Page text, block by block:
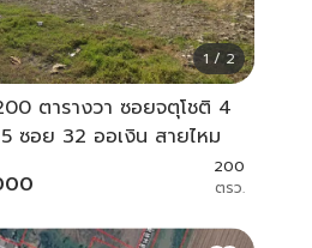
1 / 2
ตารางวา ซอยจตุโชติ 4
ซอย 32 ออเงิน สายไหม
200
ตรว.